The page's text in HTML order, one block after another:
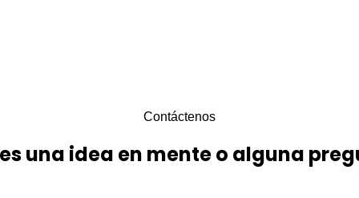
una idea en mente o alguna
Contáctenos